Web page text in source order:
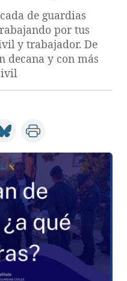
de guardias
por tus
y trabajador. De
decana y con más